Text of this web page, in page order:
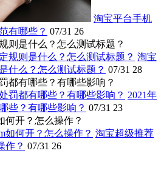
淘宝平台手机
有哪些？ 07/31 26
则是什么？怎么测试标题？
淘宝
什么？怎么测试标题？ 07/31 28
都有哪些？有哪些影响？
2021年
些？有哪些影响？ 07/31 23
何开？怎么操作？
淘宝超级推荐
作？ 07/31 26